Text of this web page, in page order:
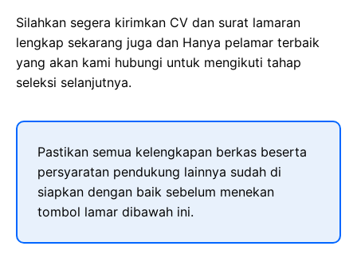
Silahkan segera kirimkan CV dan surat lamaran
lengkap sekarang juga dan Hanya pelamar terbaik
yang akan kami hubungi untuk mengikuti tahap
seleksi selanjutnya.
Pastikan semua kelengkapan berkas beserta
persyaratan pendukung lainnya sudah di
siapkan dengan baik sebelum menekan
tombol lamar dibawah ini.